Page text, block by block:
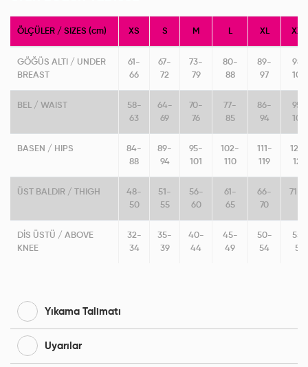
ÖLÇÜLER / SIZES (cm) XS S M XL XXL
GÖĞÜS ALTI / UNDER
BREAST
61-
66
67-
72
73-
79
80-
88
89-
97
98-
106
BEL / WAIST
58-
63
64-
69
70-
76
77-
85
86-
94
95-
103
BASEN / HIPS
84-
88
89-
94
95-
101
102-
110
111-
119
120-
128
ÜST BALDIR / THIGH
48-
50
51-
55
56-
60
61-
65
66-
70
71-
DİS ÜSTÜ / ABOVE
KNEE
32-
34
35-
39
40-
44
45-
49
50-
54
55-
59
Yıkama Talimatı
Uyarılar